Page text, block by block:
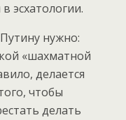
эсхатологии.
нужно:
«шахматной
делается
чтобы
делать